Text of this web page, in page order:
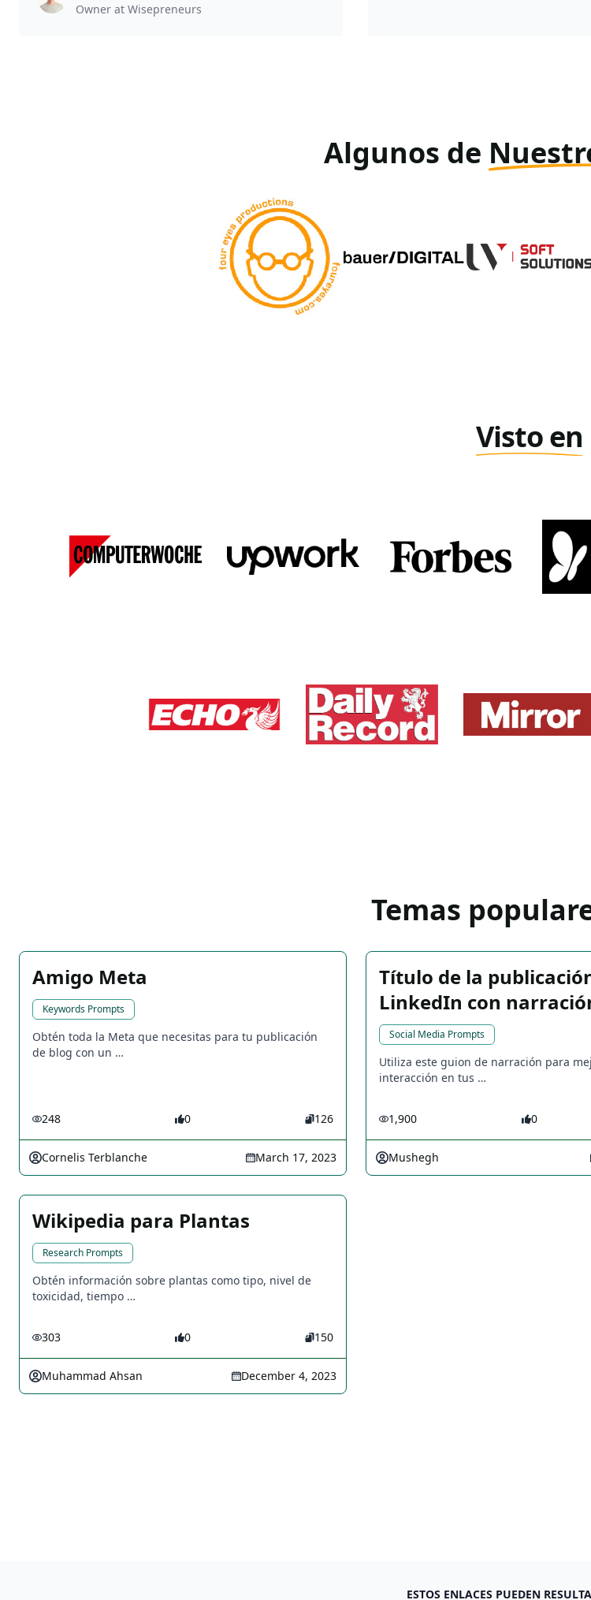
Owner at Wisepreneurs
Algunos de
Visto en
View Media Link 1
View Media Link 2
View
View
View
View Media Link 1 View Media Link 1
Temas
Amigo Meta
Keywords Prompts
Obtén toda la Meta que necesitas para tu publicación
de blog con un …
248 0 126
Cornelis Terblanche March 17, 2023
Título de la
LinkedIn con
Social Media Prompts
Utiliza este guion de narración para
interacción en tus …
1,900 0
Mushegh
Wikipedia para Plantas
Research Prompts
Obtén información sobre plantas como tipo, nivel de
toxicidad, tiempo …
303 0 150
Muhammad Ahsan December 4, 2023
ESTOS ENLACES PUEDEN